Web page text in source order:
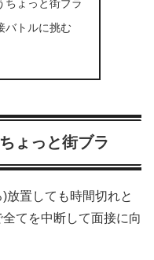
ちょっと街ブラ
バトルに挑む
ょっと街ブラ
放置しても時間切れと
てを中断して面接に向